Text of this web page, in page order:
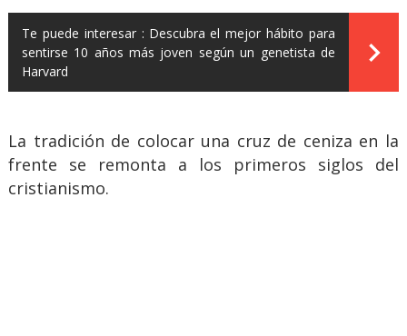
Te puede interesar : Descubra el mejor hábito para
sentirse 10 años más joven según un genetista de
Harvard
La tradición de colocar una cruz de ceniza en la
frente se remonta a los primeros siglos del
cristianismo.